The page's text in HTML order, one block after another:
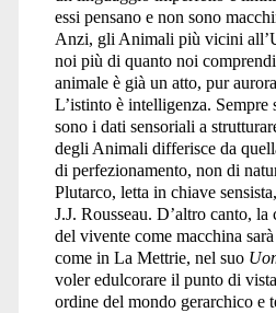
essi pensano e non sono
Anzi, gli Animali più vicini
noi più di quanto noi
animale è già un atto, pur
L’istinto è intelligenza. Sempre
sono i dati sensoriali a
degli Animali differisce da
di perfezionamento, non di
Plutarco, letta in chiave
J.J. Rousseau. D’altro canto,
del vivente come macchina
come in La Mettrie, nel suo
voler edulcorare il punto di
ordine del mondo gerarchico e